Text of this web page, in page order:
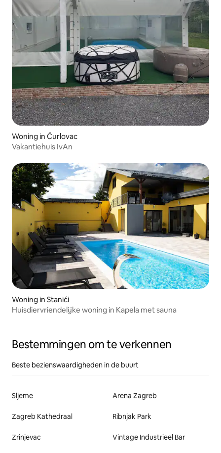
Woning in Ćurlovac
Vakantiehuis IvAn
Woning in Stanići
Huisdiervriendelijke woning in Kapela met sauna
Bestemmingen om te verkennen
Beste bezienswaardigheden in de buurt
Sljeme Arena Zagreb
Zagreb Kathedraal Ribnjak Park
Zrinjevac Vintage Industrieel Bar